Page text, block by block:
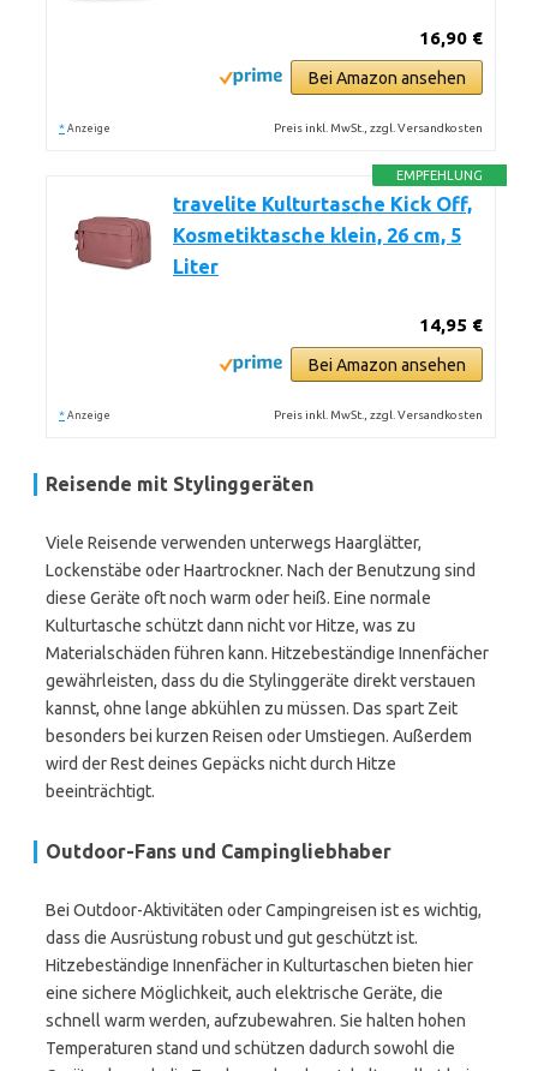
16,90 €
Bei Amazon ansehen
* Anzeige Preis inkl. MwSt., zzgl. Versandkosten
EMPFEHLUNG
travelite Kulturtasche Kick Off,
Kosmetiktasche klein, 26 cm, 5
Liter
14,95 €
Bei Amazon ansehen
* Anzeige Preis inkl. MwSt., zzgl. Versandkosten
Reisende mit Stylinggeräten
Viele Reisende verwenden unterwegs Haarglätter,
Lockenstäbe oder Haartrockner. Nach der Benutzung sind
diese Geräte oft noch warm oder heiß. Eine normale
Kulturtasche schützt dann nicht vor Hitze, was zu
Materialschäden führen kann. Hitzebeständige Innenfächer
gewährleisten, dass du die Stylinggeräte direkt verstauen
kannst, ohne lange abkühlen zu müssen. Das spart Zeit
besonders bei kurzen Reisen oder Umstiegen. Außerdem
wird der Rest deines Gepäcks nicht durch Hitze
beeinträchtigt.
Outdoor-Fans und Campingliebhaber
Bei Outdoor-Aktivitäten oder Campingreisen ist es wichtig,
dass die Ausrüstung robust und gut geschützt ist.
Hitzebeständige Innenfächer in Kulturtaschen bieten hier
eine sichere Möglichkeit, auch elektrische Geräte, die
schnell warm werden, aufzubewahren. Sie halten hohen
Temperaturen stand und schützen dadurch sowohl die